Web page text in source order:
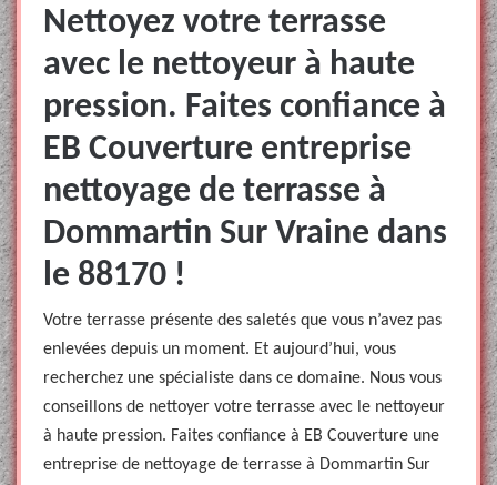
Nettoyez votre terrasse
avec le nettoyeur à haute
pression. Faites confiance à
EB Couverture entreprise
nettoyage de terrasse à
Dommartin Sur Vraine dans
le 88170 !
Votre terrasse présente des saletés que vous n’avez pas
enlevées depuis un moment. Et aujourd’hui, vous
recherchez une spécialiste dans ce domaine. Nous vous
conseillons de nettoyer votre terrasse avec le nettoyeur
à haute pression. Faites confiance à EB Couverture une
entreprise de nettoyage de terrasse à Dommartin Sur